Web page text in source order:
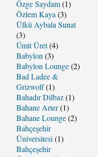
Özge Saydam(1)
Özlem Kaya (3)
Ülkü Aybala Sunat
(3)
Ümit Üret(4)
Babylon (3)
Babylon Lounge(2)
Bad Ladee &
Grizwolf(1)
Bahadır Dilbaz(1)
Bahane Arter(1)
Bahane Lounge(2)
Bahçeşehir
Üniversitesi (1)
Bahçeşehir